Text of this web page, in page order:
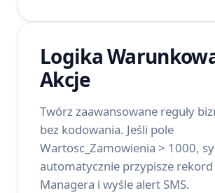
Logika
Akcje
Twórz zaawansowane reguły
bez kodowania. Jeśli pole
Wartosc_Zamowienia > 1000,
automatycznie przypisze
Managera i wyśle alert SMS.